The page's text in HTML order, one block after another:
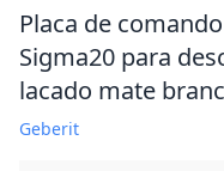
Placa de
Sigma20 para
lacado mate
Geberit